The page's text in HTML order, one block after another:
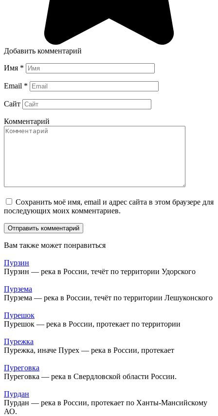
Добавить комментарий
Имя *
Email *
Сайт
Комментарий
Сохранить моё имя, email и адрес сайта в этом браузере для
последующих моих комментариев.
Вам также может понравиться
Пурзин
Пурзин — река в России, течёт по территории Удорского
Пурзема
Пурзема — река в России, течёт по территории Лешуконского
Пурешок
Пурешок — река в России, протекает по территории
Пурежка
Пурежка, иначе Пурех — река в России, протекает
Пуреговка
Пуреговка — река в Свердловской области России.
Пурдан
Пурдан — река в России, протекает по Ханты-Мансийскому
АО.